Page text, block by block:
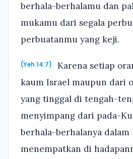
berhala-berhalamu dan
mukamu dari segala
perbuatanmu yang keji.
(Yeh 14:7)
Karena setiap
kaum Israel maupun dari
yang tinggal di tengah-
menyimpang dari pada-
berhala-berhalanya dalam
menempatkan di